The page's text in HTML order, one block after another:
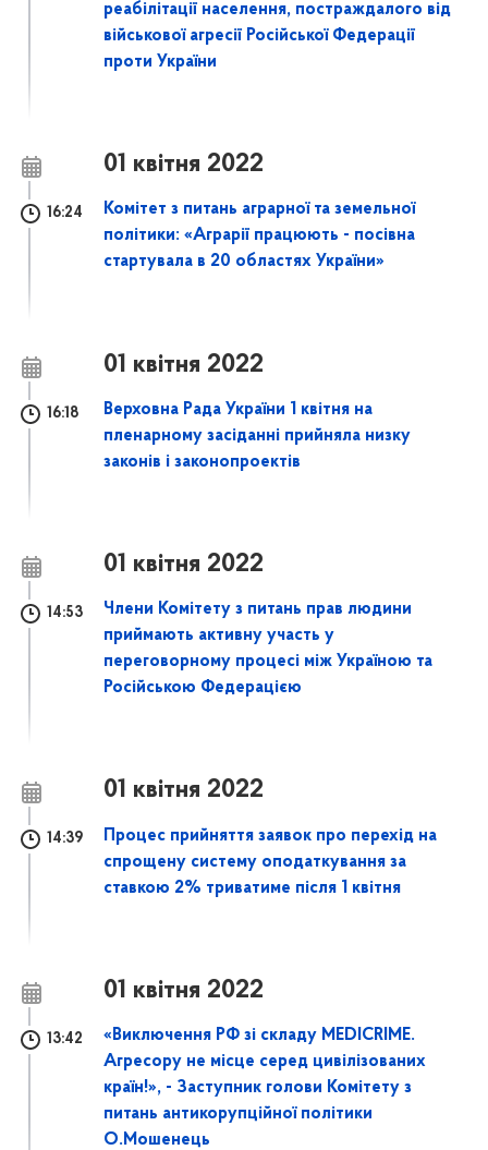
реабілітації населення, постраждалого від
військової агресії Російської Федерації
проти України
01 квітня 2022
16:24
Комітет з питань аграрної та земельної
політики: «Аграрії працюють - посівна
стартувала в 20 областях України»
01 квітня 2022
16:18
Верховна Рада України 1 квітня на
пленарному засіданні прийняла низку
законів і законопроектів
01 квітня 2022
14:53
Члени Комітету з питань прав людини
приймають активну участь у
переговорному процесі між Україною та
Російською Федерацією
01 квітня 2022
14:39
Процес прийняття заявок про перехід на
спрощену систему оподаткування за
ставкою 2% триватиме після 1 квітня
01 квітня 2022
13:42
«Виключення РФ зі складу MEDICRIME.
Агресору не місце серед цивілізованих
країн!», - Заступник голови Комітету з
питань антикорупційної політики
О.Мошенець